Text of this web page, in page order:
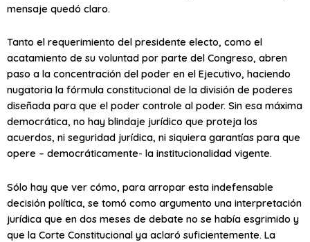
mensaje quedó claro.
Tanto el requerimiento del presidente electo, como el
acatamiento de su voluntad por parte del Congreso, abren
paso a la concentración del poder en el Ejecutivo, haciendo
nugatoria la fórmula constitucional de la división de poderes
diseñada para que el poder controle al poder. Sin esa máxima
democrática, no hay blindaje jurídico que proteja los
acuerdos, ni seguridad jurídica, ni siquiera garantías para que
opere – democráticamente- la institucionalidad vigente.
Sólo hay que ver cómo, para arropar esta indefensable
decisión política, se tomó como argumento una interpretación
jurídica que en dos meses de debate no se había esgrimido y
que la Corte Constitucional ya aclaró suficientemente. La